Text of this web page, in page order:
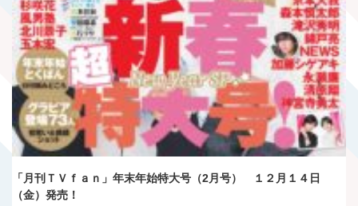
「月刊ＴＶｆａｎ」年末年始特大号（2月号） １２月１４日
（金）発売！